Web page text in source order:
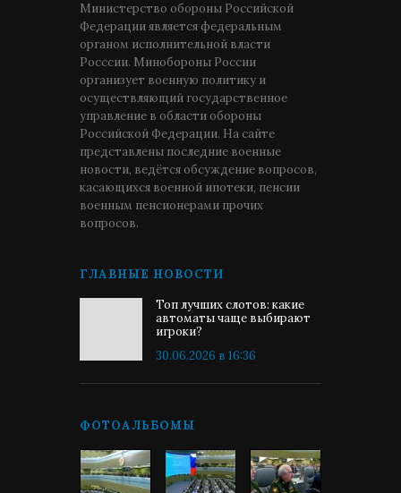
Министерство обороны Российской
Федерации является федеральным
органом исполнительной власти
Росссии. Минобороны России
организует военную политику и
осуществляющий государственное
управление в области обороны
Российской Федерации. На сайте
представлены последние военные
новости, ведётся обсуждение вопросов,
касающихся военной ипотеки, пенсии
военным пенсионерами прочих
вопросов.
ГЛАВНЫЕ НОВОСТИ
Топ лучших слотов: какие
автоматы чаще выбирают
игроки?
30.06.2026 в 16:36
ФОТОАЛЬБОМЫ